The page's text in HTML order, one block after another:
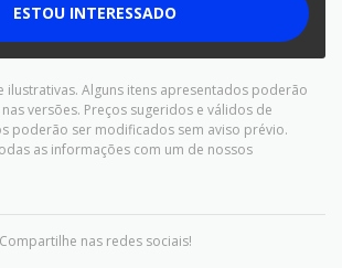
ESTOU INTERESSADO
ilustrativas. Alguns itens apresentados poderão
versões. Preços sugeridos e válidos de
poderão ser modificados sem aviso prévio.
as informações com um de nossos
Compartilhe nas redes sociais!